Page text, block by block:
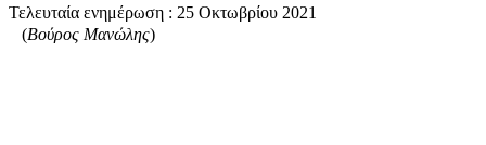
Τελευταία ενημέρωση : 25 Οκτωβρίου 2021
(Βούρος Μανώλης)